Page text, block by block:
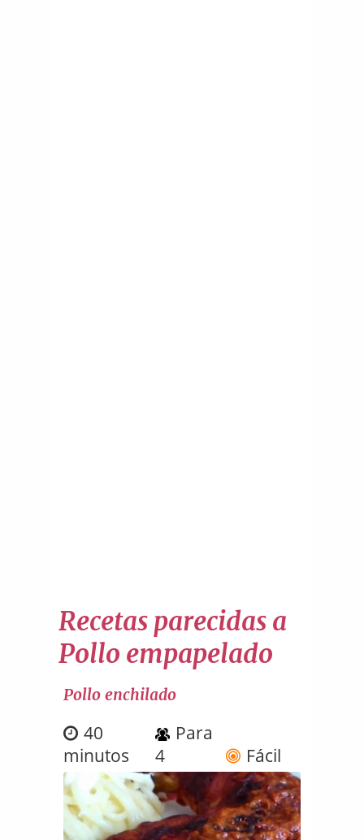
Recetas parecidas a
Pollo empapelado
Pollo enchilado
40
minutos
Para
4
Fácil